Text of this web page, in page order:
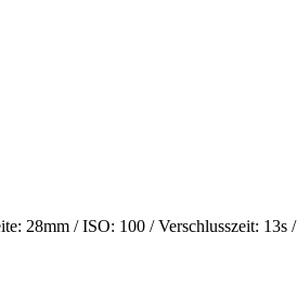
28mm / ISO: 100 / Verschlusszeit: 13s /